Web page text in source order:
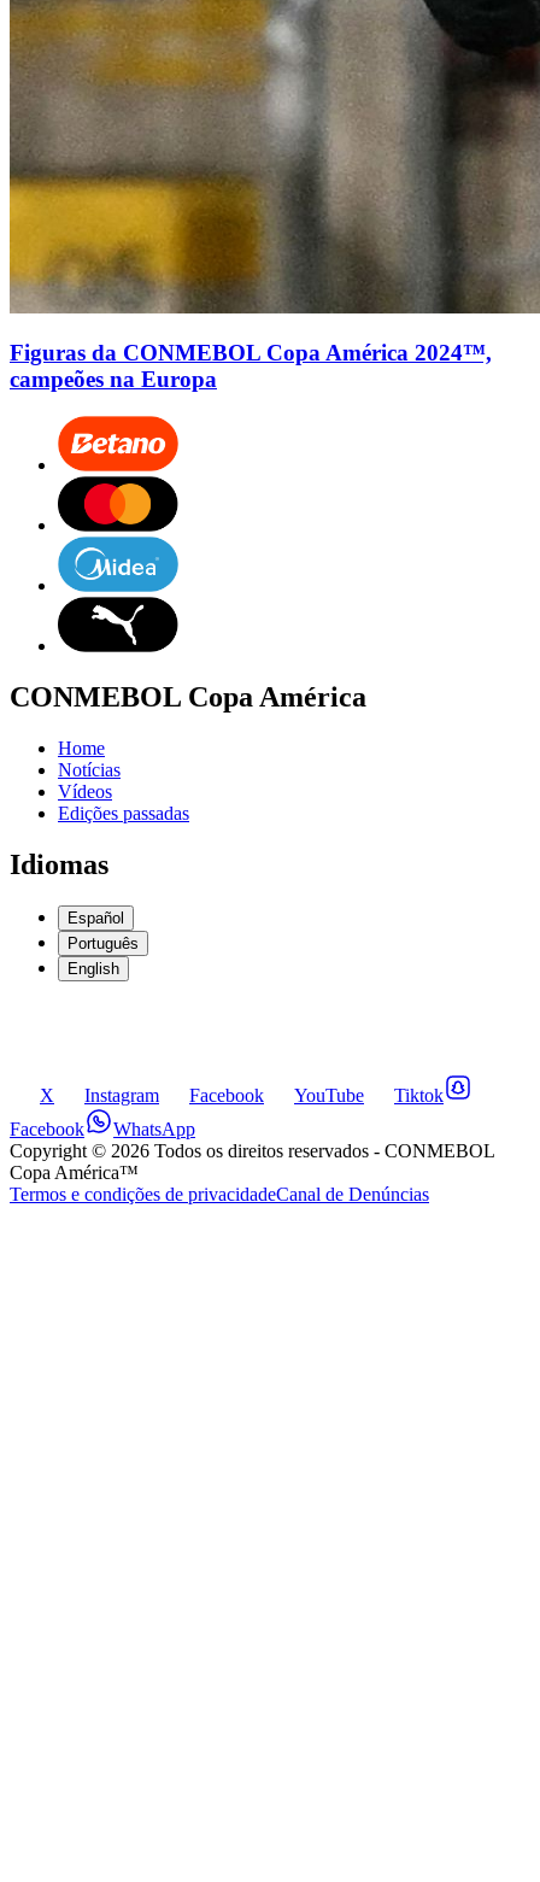
Figuras da CONMEBOL Copa América 2024™,
campeões na Europa
CONMEBOL Copa América
Home
Notícias
Vídeos
Edições passadas
Idiomas
Español
Português
English
X Instagram Facebook YouTube
Tiktok
Facebook
WhatsApp
Copyright © 2026 Todos os direitos reservados - CONMEBOL
Copa América™
Termos e condições de privacidadeCanal de Denúncias